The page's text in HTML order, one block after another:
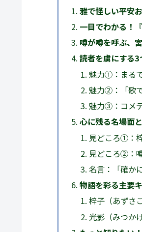
雅で怪しい平安
一目でわかる！
噂が噂を呼ぶ、
読者を虜にする3
魅力①：まる
魅力②：「歌
魅力③：コメ
心に残る名場面
見どころ①：
見どころ②：
名言：「確か
物語を彩る主要
梓子（あずさ
光影（みつか